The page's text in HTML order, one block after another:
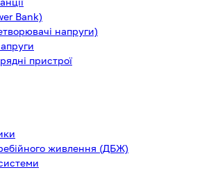
Bank)
напруги)
пристрої
живлення (ДБЖ)